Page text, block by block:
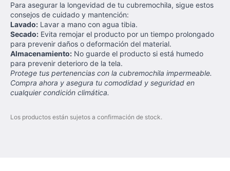
Para asegurar la longevidad de tu cubremochila, sigue estos
consejos de cuidado y mantención:
Lavado: Lavar a mano con agua tibia.
Secado: Evita remojar el producto por un tiempo prolongado
para prevenir daños o deformación del material.
Almacenamiento: No guarde el producto si está humedo
para prevenir deterioro de la tela.
Protege tus pertenencias con la cubremochila impermeable.
Compra ahora y asegura tu comodidad y seguridad en
cualquier condición climática.
Los productos están sujetos a confirmación de stock.